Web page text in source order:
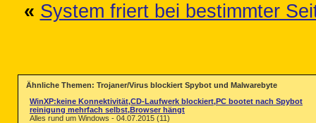
« System friert bei bestimmter
Ähnliche Themen: Trojaner/Virus blockiert Spybot und Malwarebyte
WinXP:keine Konnektivität,CD-Laufwerk blockiert,PC bootet nach Spybot
reinigung mehrfach selbst,Browser hängt
Alles rund um Windows - 04.07.2015 (11)